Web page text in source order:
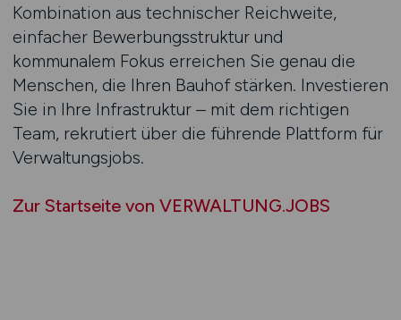
Kombination aus technischer Reichweite,
einfacher Bewerbungsstruktur und
kommunalem Fokus erreichen Sie genau die
Menschen, die Ihren Bauhof stärken. Investieren
Sie in Ihre Infrastruktur – mit dem richtigen
Team, rekrutiert über die führende Plattform für
Verwaltungsjobs.
Zur Startseite von VERWALTUNG.JOBS